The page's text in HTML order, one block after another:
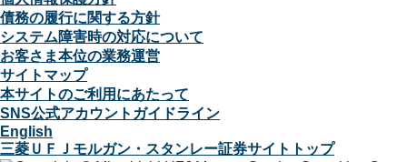
債務の履行に関する方針
システム障害時の対応について
お客さま本位の業務運営
サイトマップ
本サイトのご利用にあたって
SNS公式アカウントガイドライン
English
三菱ＵＦＪモルガン・スタンレー証券サイトトップ